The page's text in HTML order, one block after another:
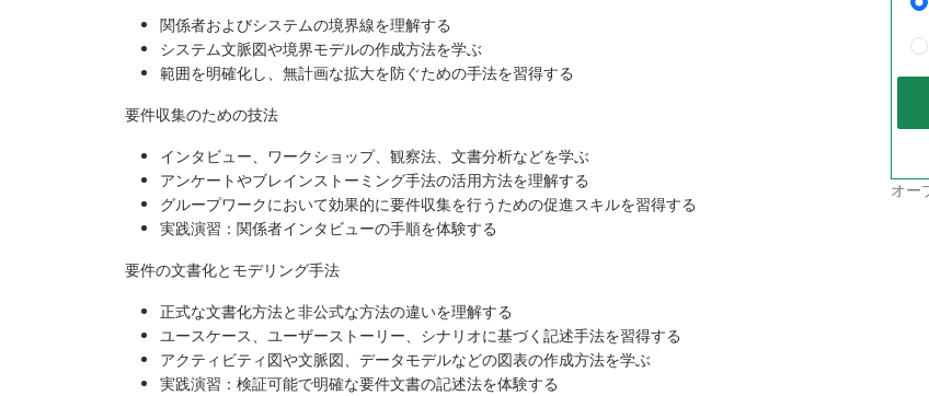
関係者およびシステムの境界線を理解する
システム文脈図や境界モデルの作成方法を学ぶ
範囲を明確化し、無計画な拡大を防ぐための手法を習得する
要件収集のための技法
インタビュー、ワークショップ、観察法、文書分析などを学ぶ
アンケートやブレインストーミング手法の活用方法を理解する
グループワークにおいて効果的に要件収集を行うための促進スキルを習得する
実践演習：関係者インタビューの手順を体験する
要件の文書化とモデリング手法
正式な文書化方法と非公式な方法の違いを理解する
ユースケース、ユーザーストーリー、シナリオに基づく記述手法を習得する
アクティビティ図や文脈図、データモデルなどの図表の作成方法を学ぶ
実践演習：検証可能で明確な要件文書の記述法を体験する
オー